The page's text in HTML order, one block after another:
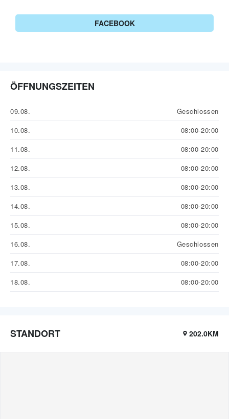
FACEBOOK
ÖFFNUNGSZEITEN
09.08.
Geschlossen
10.08.
08:00-20:00
11.08.
08:00-20:00
12.08.
08:00-20:00
13.08.
08:00-20:00
14.08.
08:00-20:00
15.08.
08:00-20:00
16.08.
Geschlossen
17.08.
08:00-20:00
18.08.
08:00-20:00
STANDORT 202.0KM